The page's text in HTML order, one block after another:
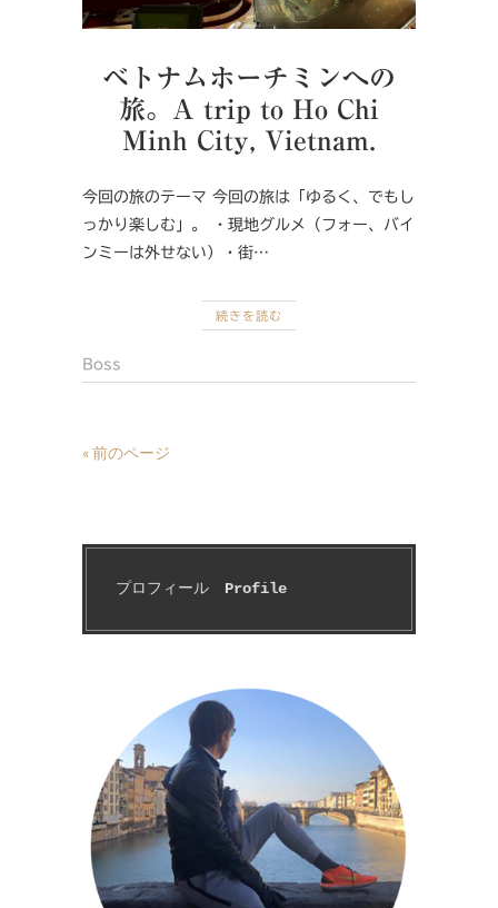
ベトナムホーチミンへの
旅。A trip to Ho Chi
Minh City, Vietnam.
今回の旅のテーマ 今回の旅は「ゆるく、でもし
っかり楽しむ」。 ・現地グルメ（フォー、バイ
ンミーは外せない）・街…
続きを読む
Boss
« 前のページ
プロフィール Profile